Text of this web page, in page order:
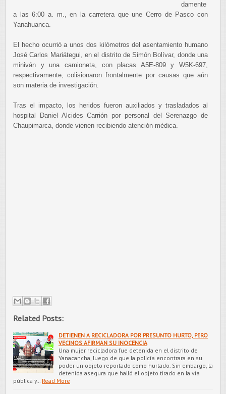
damente
a las 6:00 a. m., en la carretera que une Cerro de Pasco con
Yanahuanca.
El hecho ocurrió a unos dos kilómetros del asentamiento humano
José Carlos Mariátegui, en el distrito de Simón Bolívar, donde una
miniván y una camioneta, con placas A5E-809 y W5K-697,
respectivamente, colisionaron frontalmente por causas que aún
son materia de investigación.
Tras el impacto, los heridos fueron auxiliados y trasladados al
hospital Daniel Alcides Carrión por personal del Serenazgo de
Chaupimarca, donde vienen recibiendo atención médica.
Related Posts:
DETIENEN A RECICLADORA POR PRESUNTO HURTO, PERO
VECINOS AFIRMAN SU INOCENCIA
Una mujer recicladora fue detenida en el distrito de
Yanacancha, luego de que la policía encontrara en su
poder un objeto reportado como hurtado. Sin embargo, la
detenida asegura que halló el objeto tirado en la vía
pública y…
Read More